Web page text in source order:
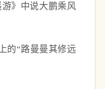
》中说大鹏乘风
“路曼曼其修远